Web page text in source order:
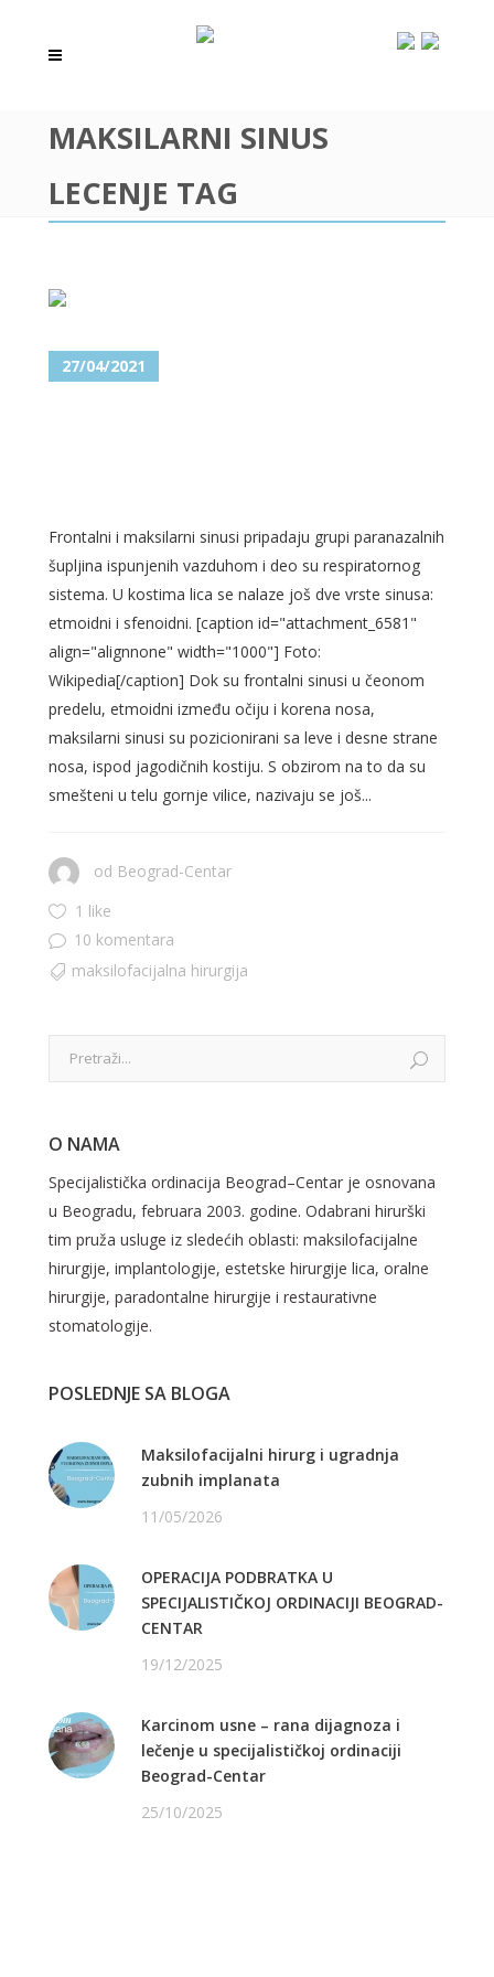
MAKSILARNI SINUS
LECENJE TAG
27/04/2021
Frontalni i maksilarni sinusi pripadaju grupi paranazalnih
šupljina ispunjenih vazduhom i deo su respiratornog
sistema. U kostima lica se nalaze još dve vrste sinusa:
etmoidni i sfenoidni. [caption id="attachment_6581"
align="alignnone" width="1000"] Foto:
Wikipedia[/caption] Dok su frontalni sinusi u čeonom
predelu, etmoidni između očiju i korena nosa,
maksilarni sinusi su pozicionirani sa leve i desne strane
nosa, ispod jagodičnih kostiju. S obzirom na to da su
smešteni u telu gornje vilice, nazivaju se još...
od Beograd-Centar
1 like
10 komentara
maksilofacijalna hirurgija
O NAMA
Specijalistička ordinacija Beograd–Centar je osnovana
u Beogradu, februara 2003. godine. Odabrani hirurški
tim pruža usluge iz sledećih oblasti: maksilofacijalne
hirurgije, implantologije, estetske hirurgije lica, oralne
hirurgije, paradontalne hirurgije i restaurativne
stomatologije.
POSLEDNJE SA BLOGA
Maksilofacijalni hirurg i ugradnja
zubnih implanata
11/05/2026
OPERACIJA PODBRATKA U
SPECIJALISTIČKOJ ORDINACIJI BEOGRAD-
CENTAR
19/12/2025
Karcinom usne – rana dijagnoza i
lečenje u specijalističkoj ordinaciji
Beograd-Centar
25/10/2025